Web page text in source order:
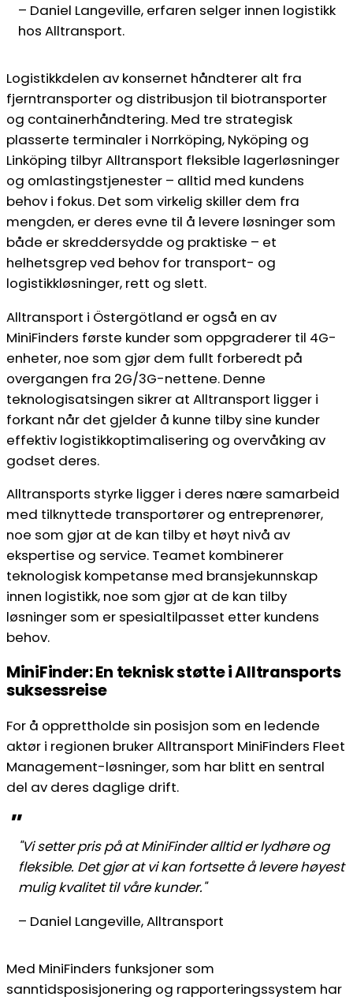
– Daniel Langeville, erfaren selger innen logistikk
hos Alltransport.
Logistikkdelen av konsernet håndterer alt fra
fjerntransporter og distribusjon til biotransporter
og containerhåndtering. Med tre strategisk
plasserte terminaler i Norrköping, Nyköping og
Linköping tilbyr Alltransport fleksible lagerløsninger
og omlastingstjenester – alltid med kundens
behov i fokus. Det som virkelig skiller dem fra
mengden, er deres evne til å levere løsninger som
både er skreddersydde og praktiske – et
helhetsgrep ved behov for transport- og
logistikkløsninger, rett og slett.
Alltransport i Östergötland er også en av
MiniFinders første kunder som oppgraderer til 4G-
enheter, noe som gjør dem fullt forberedt på
overgangen fra 2G/3G-nettene. Denne
teknologisatsingen sikrer at Alltransport ligger i
forkant når det gjelder å kunne tilby sine kunder
effektiv logistikkoptimalisering og overvåking av
godset deres.
Alltransports styrke ligger i deres nære samarbeid
med tilknyttede transportører og entreprenører,
noe som gjør at de kan tilby et høyt nivå av
ekspertise og service. Teamet kombinerer
teknologisk kompetanse med bransjekunnskap
innen logistikk, noe som gjør at de kan tilby
løsninger som er spesialtilpasset etter kundens
behov.
MiniFinder: En teknisk støtte i Alltransports
suksessreise
For å opprettholde sin posisjon som en ledende
aktør i regionen bruker Alltransport MiniFinders Fleet
Management-løsninger, som har blitt en sentral
del av deres daglige drift.
''
"Vi setter pris på at MiniFinder alltid er lydhøre og
fleksible. Det gjør at vi kan fortsette å levere høyest
mulig kvalitet til våre kunder."
– Daniel Langeville, Alltransport
Med MiniFinders funksjoner som
sanntidsposisjonering og rapporteringssystem har